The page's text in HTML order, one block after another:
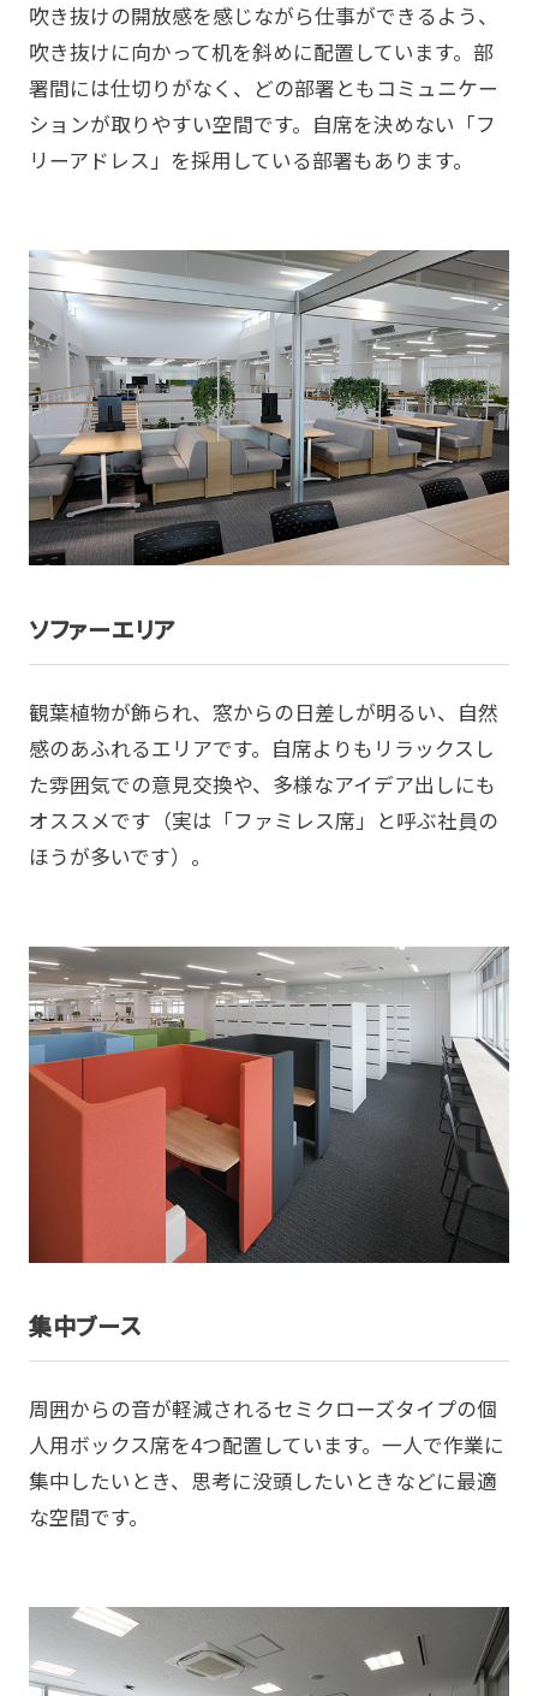
吹き抜けの開放感を感じながら仕事ができるよう、
吹き抜けに向かって机を斜めに配置しています。部
署間には仕切りがなく、どの部署ともコミュニケー
ションが取りやすい空間です。自席を決めない「フ
リーアドレス」を採用している部署もあります。
ソファーエリア
観葉植物が飾られ、窓からの日差しが明るい、自然
感のあふれるエリアです。自席よりもリラックスし
た雰囲気での意見交換や、多様なアイデア出しにも
オススメです（実は「ファミレス席」と呼ぶ社員の
ほうが多いです）。
集中ブース
周囲からの音が軽減されるセミクローズタイプの個
人用ボックス席を4つ配置しています。一人で作業に
集中したいとき、思考に没頭したいときなどに最適
な空間です。